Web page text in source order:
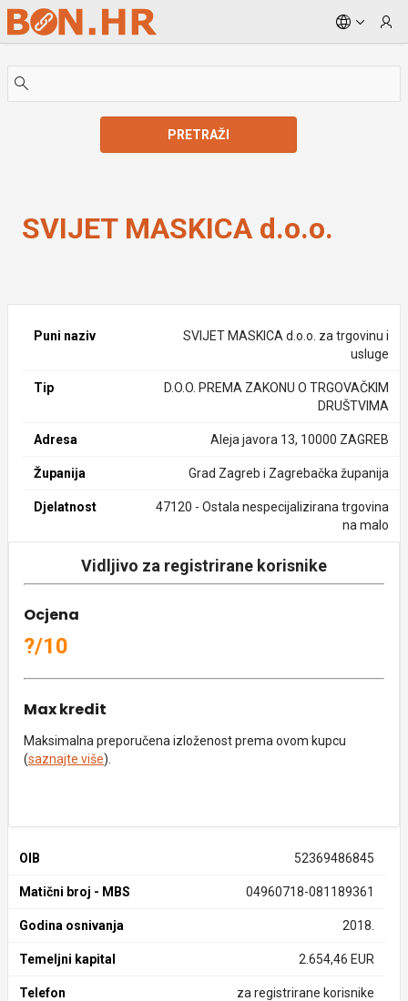
Skip to Main Content
PRETRAŽI
SVIJET MASKICA d.o.o.
Puni naziv
SVIJET MASKICA d.o.o. za trgovinu i
usluge
Tip
D.O.O. PREMA ZAKONU O TRGOVAČKIM
DRUŠTVIMA
Adresa Aleja javora 13, 10000 ZAGREB
Županija Grad Zagreb i Zagrebačka županija
Djelatnost
47120 - Ostala nespecijalizirana trgovina
na malo
Vidljivo za registrirane korisnike
Ocjena
?/10
Max kredit
Maksimalna preporučena izloženost prema ovom kupcu
(saznajte više).
OIB 52369486845
Matični broj - MBS 04960718-081189361
Godina osnivanja 2018.
Temeljni kapital 2.654,46 EUR
Telefon za registrirane korisnike